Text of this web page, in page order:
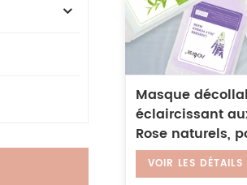
Masque
éclaircissant
Rose naturels,
masque hydro-
DIYVOIR LES DÉTAILS